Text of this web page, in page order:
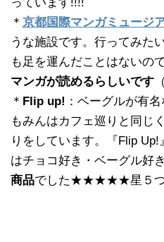
＊ 京都国際マンガミュージ
うな施設です。行ってみた
も足を運んだことはないの
マンガが読めるらしいです
＊ Flip up! ：ベーグルが有
もみんはカフェ巡りと同じ
りをしています。『Flip Up!
はチョコ好き・ベーグル好
商品でした★★★★★星５